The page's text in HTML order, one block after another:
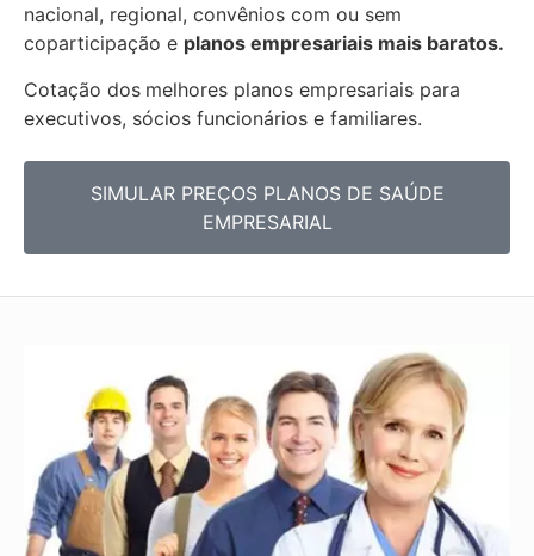
nacional, regional, convênios com ou sem
coparticipação e planos empresariais mais baratos.
Cotação dos melhores planos empresariais para
executivos, sócios funcionários e familiares.
SIMULAR PREÇOS PLANOS DE SAÚDE
EMPRESARIAL